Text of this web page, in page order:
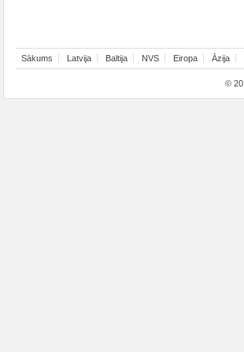
Sākums Latvija Baltija NVS Eiropa Āzija
©